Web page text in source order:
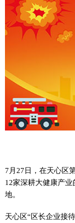
7月27日，在天心区
12家深耕大健康产
地。
天心区“区长企业接